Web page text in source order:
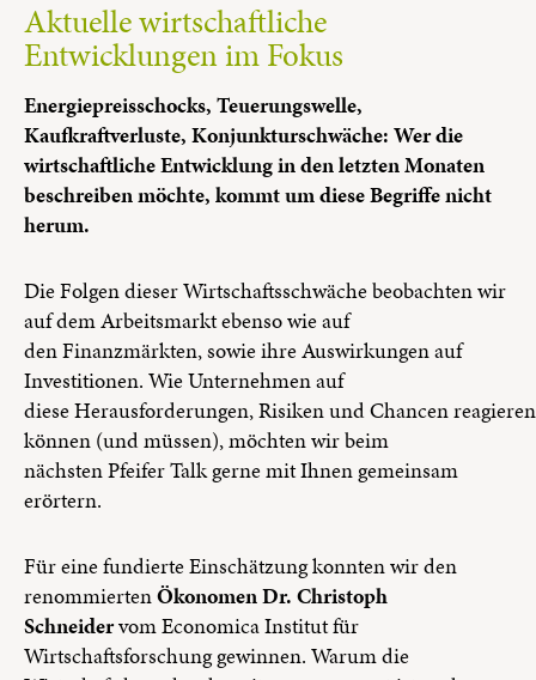
Aktuelle wirtschaftliche
Entwicklungen im Fokus
Energiepreisschocks, Teuerungswelle,
Kaufkraftverluste, Konjunkturschwäche: Wer die
wirtschaftliche Entwicklung in den letzten Monaten
beschreiben möchte, kommt um diese Begriffe nicht
herum.
Die Folgen dieser Wirtschaftsschwäche beobachten wir
auf dem Arbeitsmarkt ebenso wie auf
den Finanzmärkten, sowie ihre Auswirkungen auf
Investitionen. Wie Unternehmen auf
diese Herausforderungen, Risiken und Chancen reagieren
können (und müssen), möchten wir beim
nächsten Pfeifer Talk gerne mit Ihnen gemeinsam
erörtern.
Für eine fundierte Einschätzung konnten wir den
renommiertenÖkonomen Dr. Christoph
Schneidervom Economica Institut für
Wirtschaftsforschung gewinnen. Warum die